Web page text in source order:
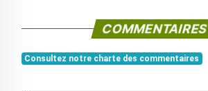
COMMENTAIRES
Consultez notre charte des commentaires